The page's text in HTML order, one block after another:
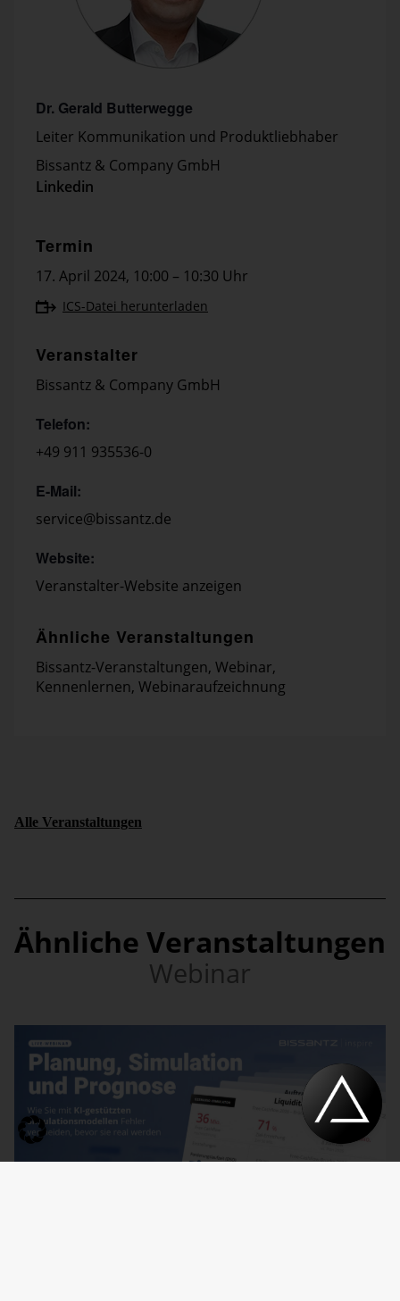
Dr. Gerald Butterwegge
Leiter Kommunikation und Produktliebhaber
Bissantz & Company GmbH
Linkedin
Termin
17. April 2024, 10:00 – 10:30 Uhr
ICS-Datei herunterladen
Veranstalter
Bissantz & Company GmbH
Telefon:
+49 911 935536-0
E-Mail:
service@bissantz.de
Website:
Veranstalter-Website anzeigen
Ähnliche Veranstaltungen
Bissantz-Veranstaltungen, Webinar,
Kennenlernen, Webinaraufzeichnung
Alle Veranstaltungen
Ähnliche Veranstaltungen
Webinar